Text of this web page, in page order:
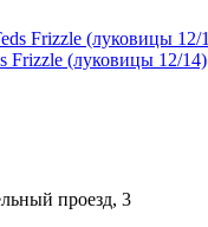
Frizzle (луковицы 12/14)
проезд, 3